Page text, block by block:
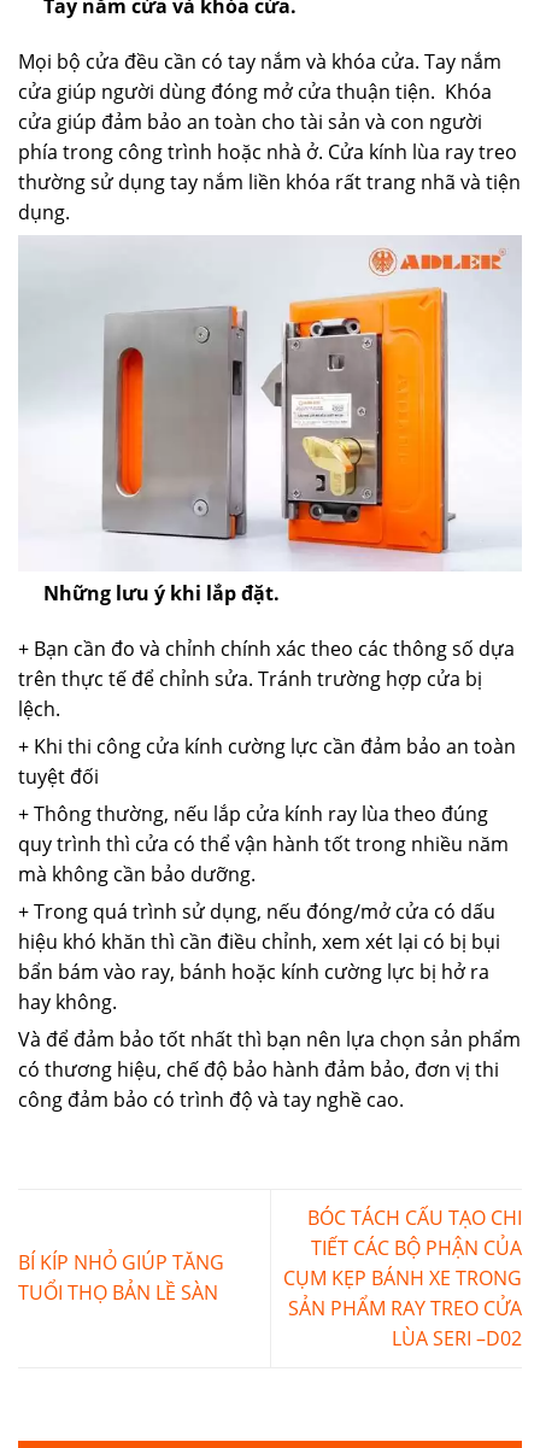
Tay nắm cửa và khóa cửa.
Mọi bộ cửa đều cần có tay nắm và khóa cửa. Tay nắm
cửa giúp người dùng đóng mở cửa thuận tiện. Khóa
cửa giúp đảm bảo an toàn cho tài sản và con người
phía trong công trình hoặc nhà ở. Cửa kính lùa ray treo
thường sử dụng tay nắm liền khóa rất trang nhã và tiện
dụng.
Những lưu ý khi lắp đặt.
+ Bạn cần đo và chỉnh chính xác theo các thông số dựa
trên thực tế để chỉnh sửa. Tránh trường hợp cửa bị
lệch.
+ Khi thi công cửa kính cường lực cần đảm bảo an toàn
tuyệt đối
+ Thông thường, nếu lắp cửa kính ray lùa theo đúng
quy trình thì cửa có thể vận hành tốt trong nhiều năm
mà không cần bảo dưỡng.
+ Trong quá trình sử dụng, nếu đóng/mở cửa có dấu
hiệu khó khăn thì cần điều chỉnh, xem xét lại có bị bụi
bẩn bám vào ray, bánh hoặc kính cường lực bị hở ra
hay không.
Và để đảm bảo tốt nhất thì bạn nên lựa chọn sản phẩm
có thương hiệu, chế độ bảo hành đảm bảo, đơn vị thi
công đảm bảo có trình độ và tay nghề cao.
BÍ KÍP NHỎ GIÚP TĂNG
TUỔI THỌ BẢN LỀ SÀN
BÓC TÁCH CẤU TẠO CHI
TIẾT CÁC BỘ PHẬN CỦA
CỤM KẸP BÁNH XE TRONG
SẢN PHẨM RAY TREO CỬA
LÙA SERI –D02